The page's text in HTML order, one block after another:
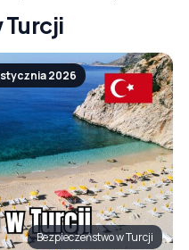
2026
Bezpieczeństwo w Turcji